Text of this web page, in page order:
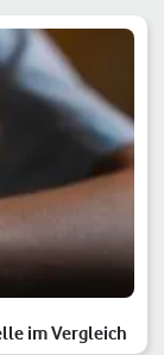
im Vergleich